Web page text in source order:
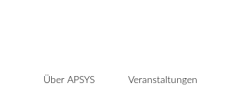
Über APSYS Veranstaltungen